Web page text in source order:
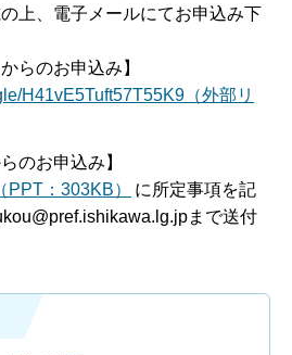
上、電子メールにてお申込み下
らのお申込み】
H41vE5Tuft57T55K9（外部リ
のお申込み】
PPT：303KB）
に所定事項を記
まで送付